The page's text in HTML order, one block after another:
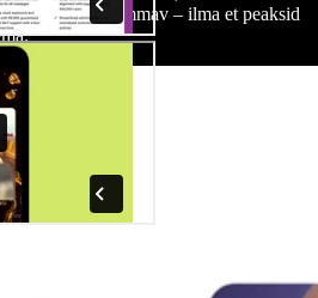
ja heliliselt lummav – ilma et peaksid